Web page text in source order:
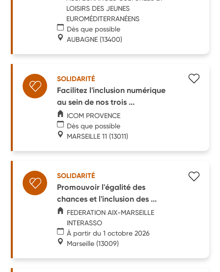
LOISIRS DES JEUNES
EUROMÉDITERRANÉENS
Dès que possible
AUBAGNE (13400)
SOLIDARITÉ
Facilitez l'inclusion numérique
au sein de nos trois ...
ICOM PROVENCE
Dès que possible
MARSEILLE 11 (13011)
SOLIDARITÉ
Promouvoir l'égalité des
chances et l'inclusion des ...
FEDERATION AIX-MARSEILLE
INTERASSO
À partir du 1 octobre 2026
Marseille (13009)